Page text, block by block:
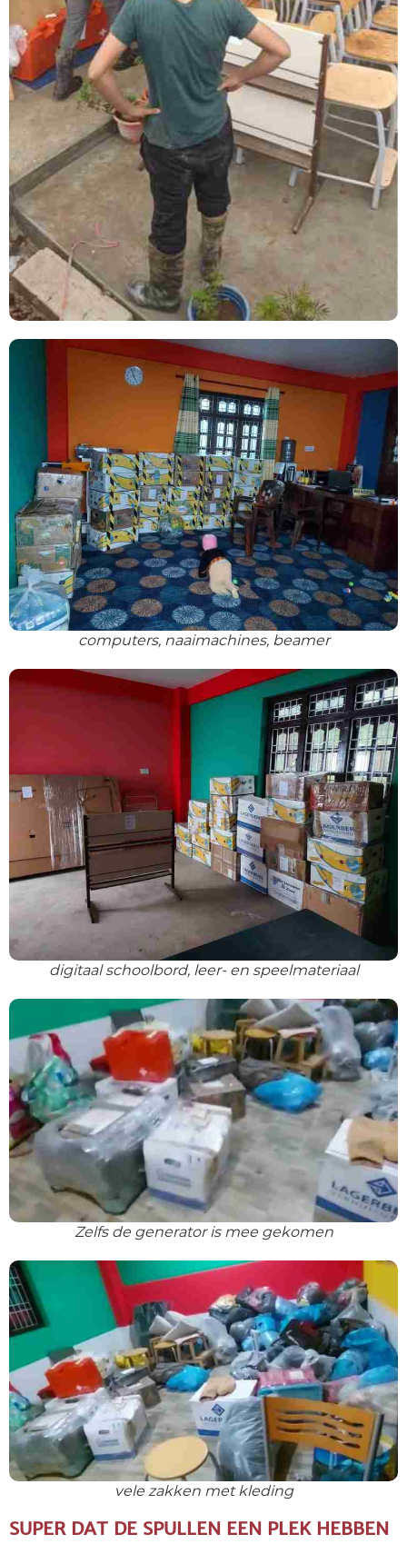
computers, naaimachines, beamer
digitaal schoolbord, leer- en speelmateriaal
Zelfs de generator is mee gekomen
vele zakken met kleding
SUPER DAT DE SPULLEN EEN PLEK HEBBEN